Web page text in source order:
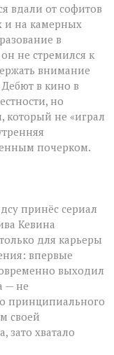
вдали от софитов
и на камерных
в
не стремился к
внимание
в кино в
но
который не «играл
почерком.
принёс сериал
Кевина
для карьеры
впервые
выходил
— не
принципиального
своей
зато хватало